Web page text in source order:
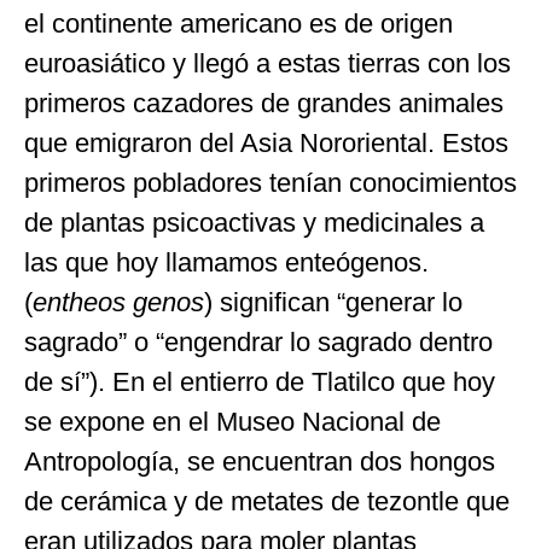
el continente americano es de origen
euroasiático y llegó a estas tierras con los
primeros cazadores de grandes animales
que emigraron del Asia Nororiental. Estos
primeros pobladores tenían conocimientos
de plantas psicoactivas y medicinales a
las que hoy llamamos enteógenos.
(entheos genos) significan “generar lo
sagrado” o “engendrar lo sagrado dentro
de sí”). En el entierro de Tlatilco que hoy
se expone en el Museo Nacional de
Antropología, se encuentran dos hongos
de cerámica y de metates de tezontle que
eran utilizados para moler plantas